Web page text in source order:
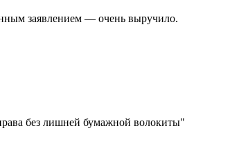
заявлением — очень выручило.
без лишней бумажной волокиты"